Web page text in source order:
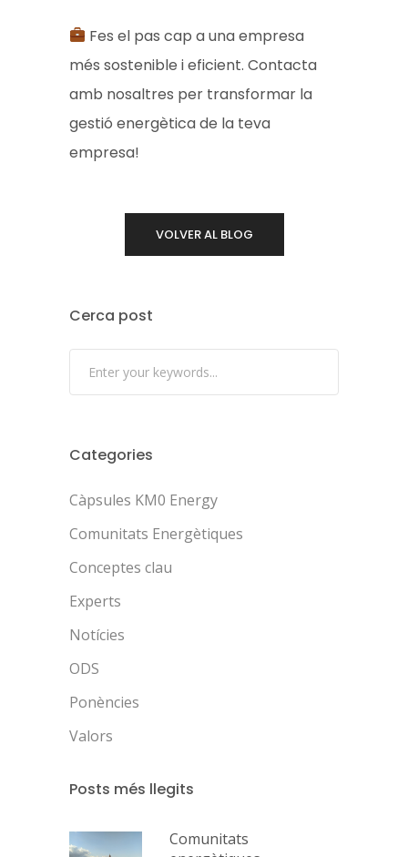
Fes el pas cap a una empresa
més sostenible i eficient. Contacta
amb nosaltres per transformar la
gestió energètica de la teva
empresa!
VOLVER AL BLOG
Cerca post
Categories
Càpsules KM0 Energy
Comunitats Energètiques
Conceptes clau
Experts
Notícies
ODS
Ponències
Valors
Posts més llegits
Comunitats